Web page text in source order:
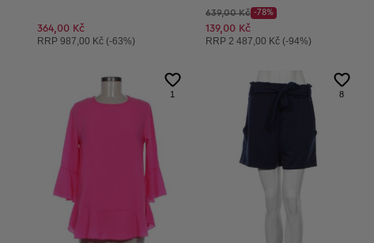
364,00 Kč
Doporučená cena:
RRP 987,00 Kč (-63%)
Původní cena:
639,00 Kč
Discount Price:
-78%
Snížená cena:
139,00 Kč
Doporučená cena:
RRP2 487,00 Kč (-94%)
1 8